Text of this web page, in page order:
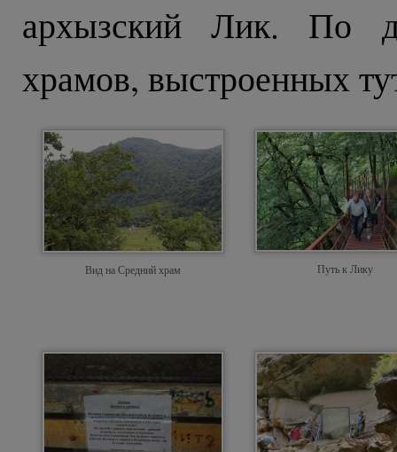
архызский Лик. По
храмов, выстроенных
Вид на Средний храм Путь к Лику